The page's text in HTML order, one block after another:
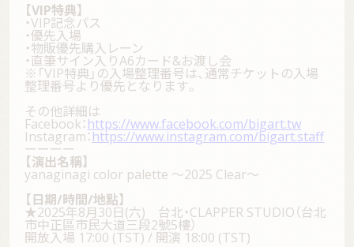
top
live
goods
discography
【VIP特典】
・VIP記念パス
・優先入場
・物販優先購入レーン
・直筆サイン入りA6カード&お渡し会
※「VIP特典」の入場整理番号は、通常チケットの入場
整理番号より優先となります。
その他詳細は
Facebook：https://www.facebook.com/bigart.tw
Instagram：https://www.instagram.com/bigart.staff
ーーーー
【演出名稱】
yanaginagi color palette 〜2025 Clear〜
【日期/時間/地點】
★2025年8月30日(六) 台北・CLAPPER STUDIO（台北
市中正區市民大道三段2號5樓）
開放入場 17:00 (TST) / 開演 18:00 (TST)